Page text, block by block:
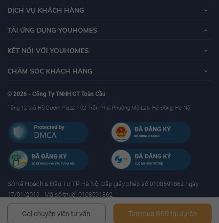
Gọi chuyên viên tư vấn Tìm mua BĐS tại dự án
DỊCH VỤ KHÁCH HÀNG
TẢI ỨNG DỤNG YOUHOMES
KẾT NỐI VỚI YOUHOMES
CHĂM SÓC KHÁCH HÀNG
© 2026 - Công Ty TNHH CT Toàn Cầu
Tầng 12 toà Hồ Gươm Plaza, 102 Trần Phú, Phường Mộ Lao, Hà Đông, Hà Nội
Sở Kế Hoạch & Ðầu Tư TP Hà Nội Cấp giấy phép số 0108591862 ngày
17/01/2019 - Mã số thuế: 0108591862